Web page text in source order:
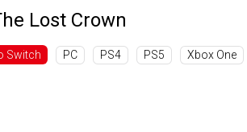
Lost Crown
Switch PC PS4 PS5 Xbox One